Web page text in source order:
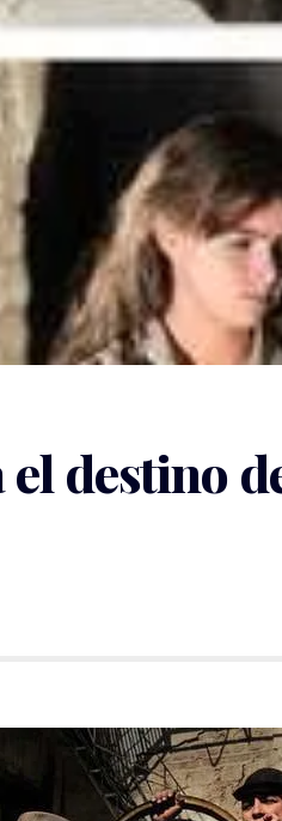
destino